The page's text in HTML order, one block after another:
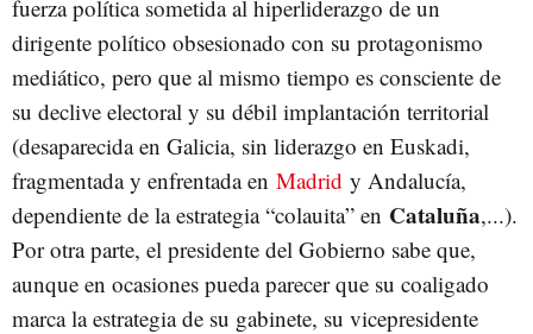
fuerza política sometida al hiperliderazgo de un
dirigente político obsesionado con su protagonismo
mediático, pero que al mismo tiempo es consciente de
su declive electoral y su débil implantación territorial
(desaparecida en Galicia, sin liderazgo en Euskadi,
fragmentada y enfrentada en Madrid y Andalucía,
dependiente de la estrategia “colauita” en Cataluña,...).
Por otra parte, el presidente del Gobierno sabe que,
aunque en ocasiones pueda parecer que su coaligado
marca la estrategia de su gabinete, su vicepresidente